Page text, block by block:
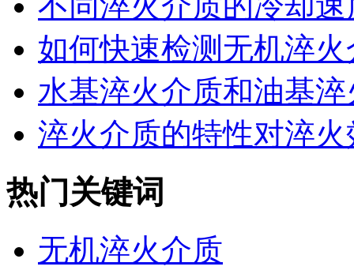
如何快速检测无机淬火
水基淬火介质和油基淬
淬火介质的特性对淬火
热门关键词
无机淬火介质